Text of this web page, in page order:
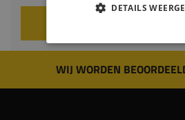
WIJ WORDEN
DETAILS